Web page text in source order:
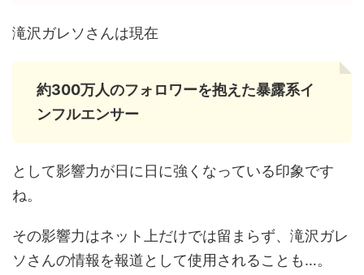
滝沢ガレソさんは現在
約300万人のフォロワーを抱えた暴露系イ
ンフルエンサー
として影響力が日に日に強くなっている印象です
ね。
その影響力はネット上だけでは留まらず、滝沢ガレ
ソさんの情報を報道として使用されることも…。